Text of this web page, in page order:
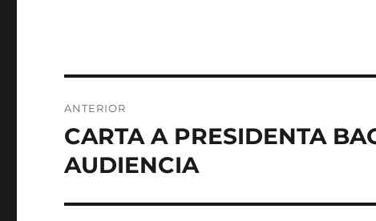
de
entradas
ANTERIOR
Entrada
anterior:
CARTA A PRESIDENTA
AUDIENCIA